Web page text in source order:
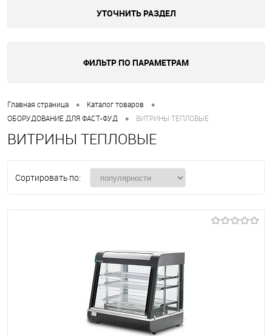
УТОЧНИТЬ РАЗДЕЛ
ФИЛЬТР ПО ПАРАМЕТРАМ
Главная страница • Каталог товаров •
ОБОРУДОВАНИЕ ДЛЯ ФАСТ-ФУД • ВИТРИНЫ ТЕПЛОВЫЕ
ВИТРИНЫ ТЕПЛОВЫЕ
Сортировать по: